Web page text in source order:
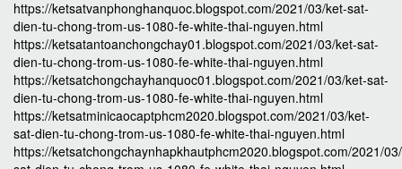
https://ketsatvanphonghanquoc.blogspot.com/2021/03/ket-sat-
dien-tu-chong-trom-us-1080-fe-white-thai-nguyen.html
https://ketsatantoanchongchay01.blogspot.com/2021/03/ket-sat-
dien-tu-chong-trom-us-1080-fe-white-thai-nguyen.html
https://ketsatchongchayhanquoc01.blogspot.com/2021/03/ket-sat-
dien-tu-chong-trom-us-1080-fe-white-thai-nguyen.html
https://ketsatminicaocaptphcm2020.blogspot.com/2021/03/ket-
sat-dien-tu-chong-trom-us-1080-fe-white-thai-nguyen.html
https://ketsatchongchaynhapkhautphcm2020.blogspot.com/2021/